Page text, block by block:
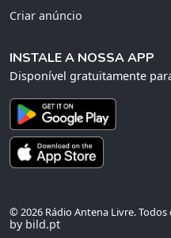
Criar anúncio
INSTALE A NOSSA APP
Disponível gratuitamente
© 2026 Rádio Antena Livre.
by bild.pt